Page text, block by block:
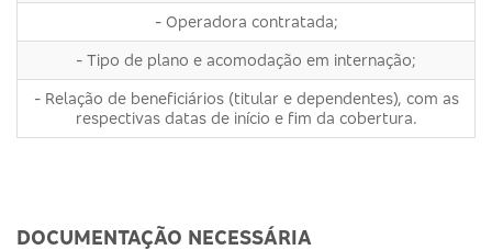
- Operadora contratada;
- Tipo de plano e acomodação em internação;
- Relação de beneficiários (titular e dependentes), com as
respectivas datas de início e fim da cobertura.
DOCUMENTAÇÃO NECESSÁRIA